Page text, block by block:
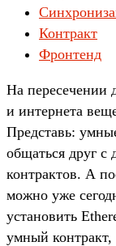
Контракт
Фронтенд
На пересечении
и интернета
Представь:
общаться друг
контрактов. А
можно уже
установить
умный